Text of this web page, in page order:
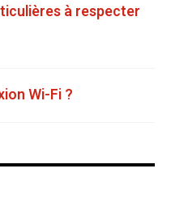
à respecter
Wi-Fi ?